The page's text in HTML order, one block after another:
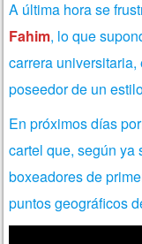
A última hora se
Fahim, lo que
carrera
poseedor de un
En próximos días
cartel que, según ya
boxeadores de
puntos geográficos